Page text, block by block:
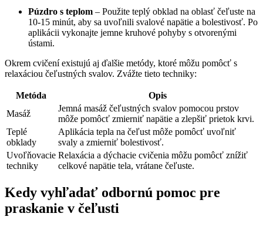
Púzdro s teplom – Použite teplý obklad na oblasť čeľuste na
10-15 minút, aby sa uvoľnili svalové napätie a bolestivosť. Po
aplikácii vykonajte jemne kruhové pohyby s otvorenými
ústami.
Okrem cvičení existujú aj ďalšie metódy, ktoré môžu pomôcť s
relaxáciou čeľustných svalov. Zvážte tieto techniky:
Metóda
Opis
Masáž
Jemná masáž čeľustných svalov pomocou prstov
môže pomôcť zmierniť napätie a zlepšiť prietok krvi.
Teplé
obklady
Aplikácia tepla na čeľust môže pomôcť uvoľniť
svaly a zmierniť bolestivosť.
Uvoľňovacie
techniky
Relaxácia a dýchacie cvičenia môžu pomôcť znížiť
celkové napätie tela, vrátane čeľuste.
Kedy vyhľadať odbornú pomoc pre
praskanie v čeľusti